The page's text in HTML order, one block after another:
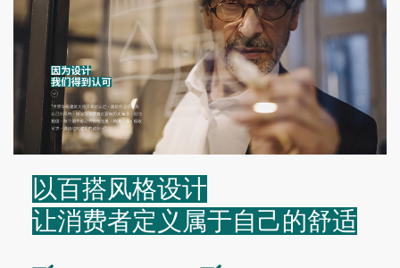
以百搭风格设计
让消费者定义属于自己的舒适